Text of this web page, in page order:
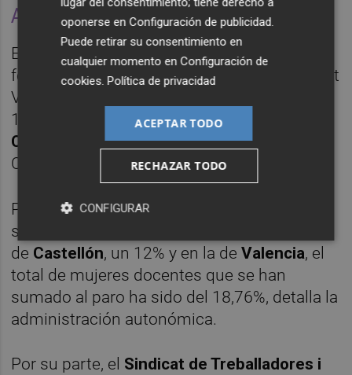
Alto seguimiento en la Educación
En cuanto al seguimiento de la huelga
feminista entre las docentes de la Comunitat
Valenciana, ha tenido una incidencia de un
17,24%, según los datos facilitados por la
Conselleria de Educación, Investigación,
Cultura y Deporte.
Por provincias, en la de
seguimiento ha alcanzado un 17,17%; en la
de Castellón, un 12% y en la deValencia, el
total de mujeres docentes que se han
sumado al paro ha sido del 18,76%, detalla la
administración autonómica.
Por su parte, el Sindicat de Treballadores i
oponerse enConfiguración de publicidad.
Puede retirar su consentimiento en
cualquier momento enConfiguración de
cookies.Política de privacidad
ACEPTAR TODO
RECHAZAR TODO
CONFIGURAR